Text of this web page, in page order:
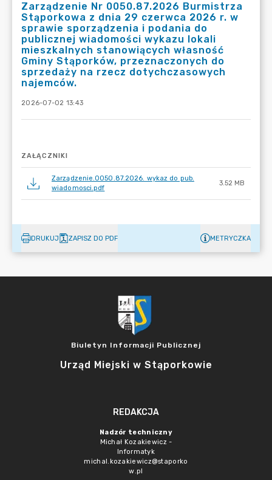
Zarządzenie Nr 0050.87.2026 Burmistrza
Stąporkowa z dnia 29 czerwca 2026 r. w
sprawie sporządzenia i podania do
publicznej wiadomości wykazu lokali
mieszkalnych stanowiących własność
Gminy Stąporków, przeznaczonych do
sprzedaży na rzecz dotychczasowych
najemców.
2026-07-02 13:43
ZAŁĄCZNIKI
Zarządzenie.0050.87.2026. wykaz do pub.
wiadomosci.pdf
3.52 MB
DRUKUJ ZAPISZ DO PDF METRYCZKA
Biuletyn Informacji Publicznej
Urząd Miejski w Stąporkowie
REDAKCJA
Nadzór techniczny
Michał Kozakiewicz -
Informatyk
michal.kozakiewicz@staporko
w.pl